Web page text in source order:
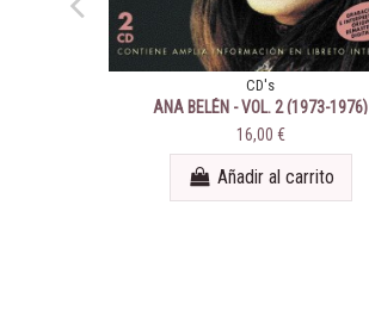
CD's
ANA BELÉN - VOL. 2 (1973-1976)
16,00 €
Añadir al carrito